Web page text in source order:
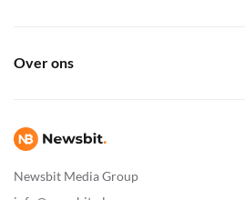
Newsbit Media Group
Over ons